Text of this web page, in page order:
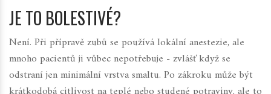
JE TO BOLESTIVÉ?
Není. Při přípravě zubů se používá lokální anestezie, ale
mnoho pacientů ji vůbec nepotřebuje - zvlášť když se
odstraní jen minimální vrstva smaltu. Po zákroku může být